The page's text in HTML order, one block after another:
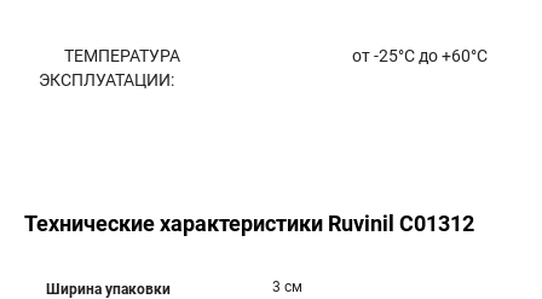
ТЕМПЕРАТУРА
ЭКСПЛУАТАЦИИ:
от -25°С до +60°С
Технические характеристики Ruvinil С01312
Ширина упаковки 3 см